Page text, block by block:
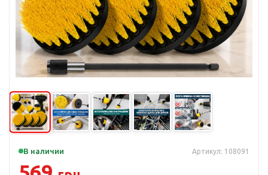
В наличии Артикул: 108091